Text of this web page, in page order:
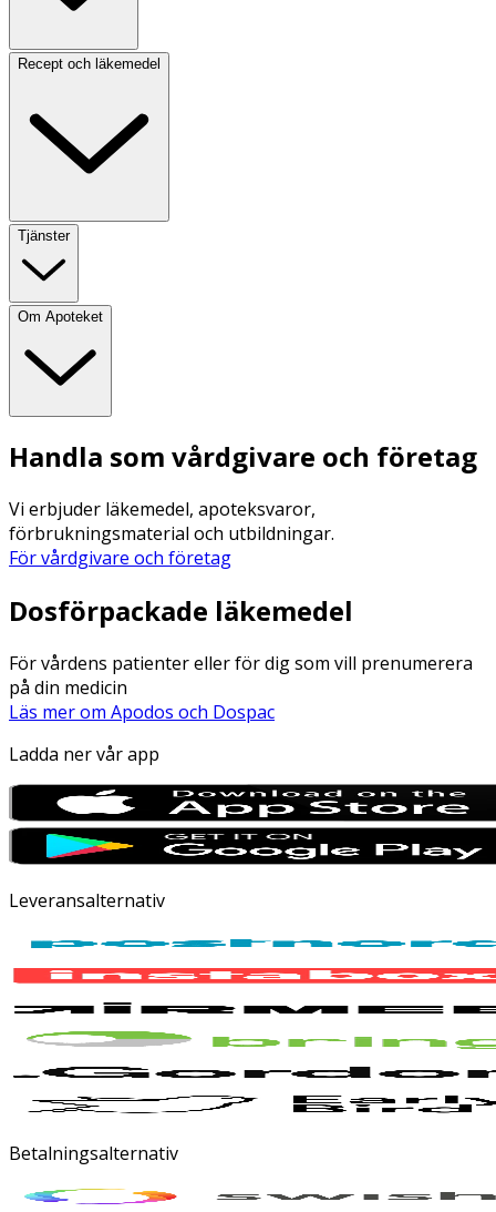
Recept och läkemedel
Tjänster
Om Apoteket
Handla som vårdgivare och företag
Vi erbjuder läkemedel, apoteksvaror,
förbrukningsmaterial och utbildningar.
För vårdgivare och företag
Dosförpackade läkemedel
För vårdens patienter eller för dig som vill prenumerera
på din medicin
Läs mer om Apodos och Dospac
Ladda ner vår app
Leveransalternativ
Betalningsalternativ